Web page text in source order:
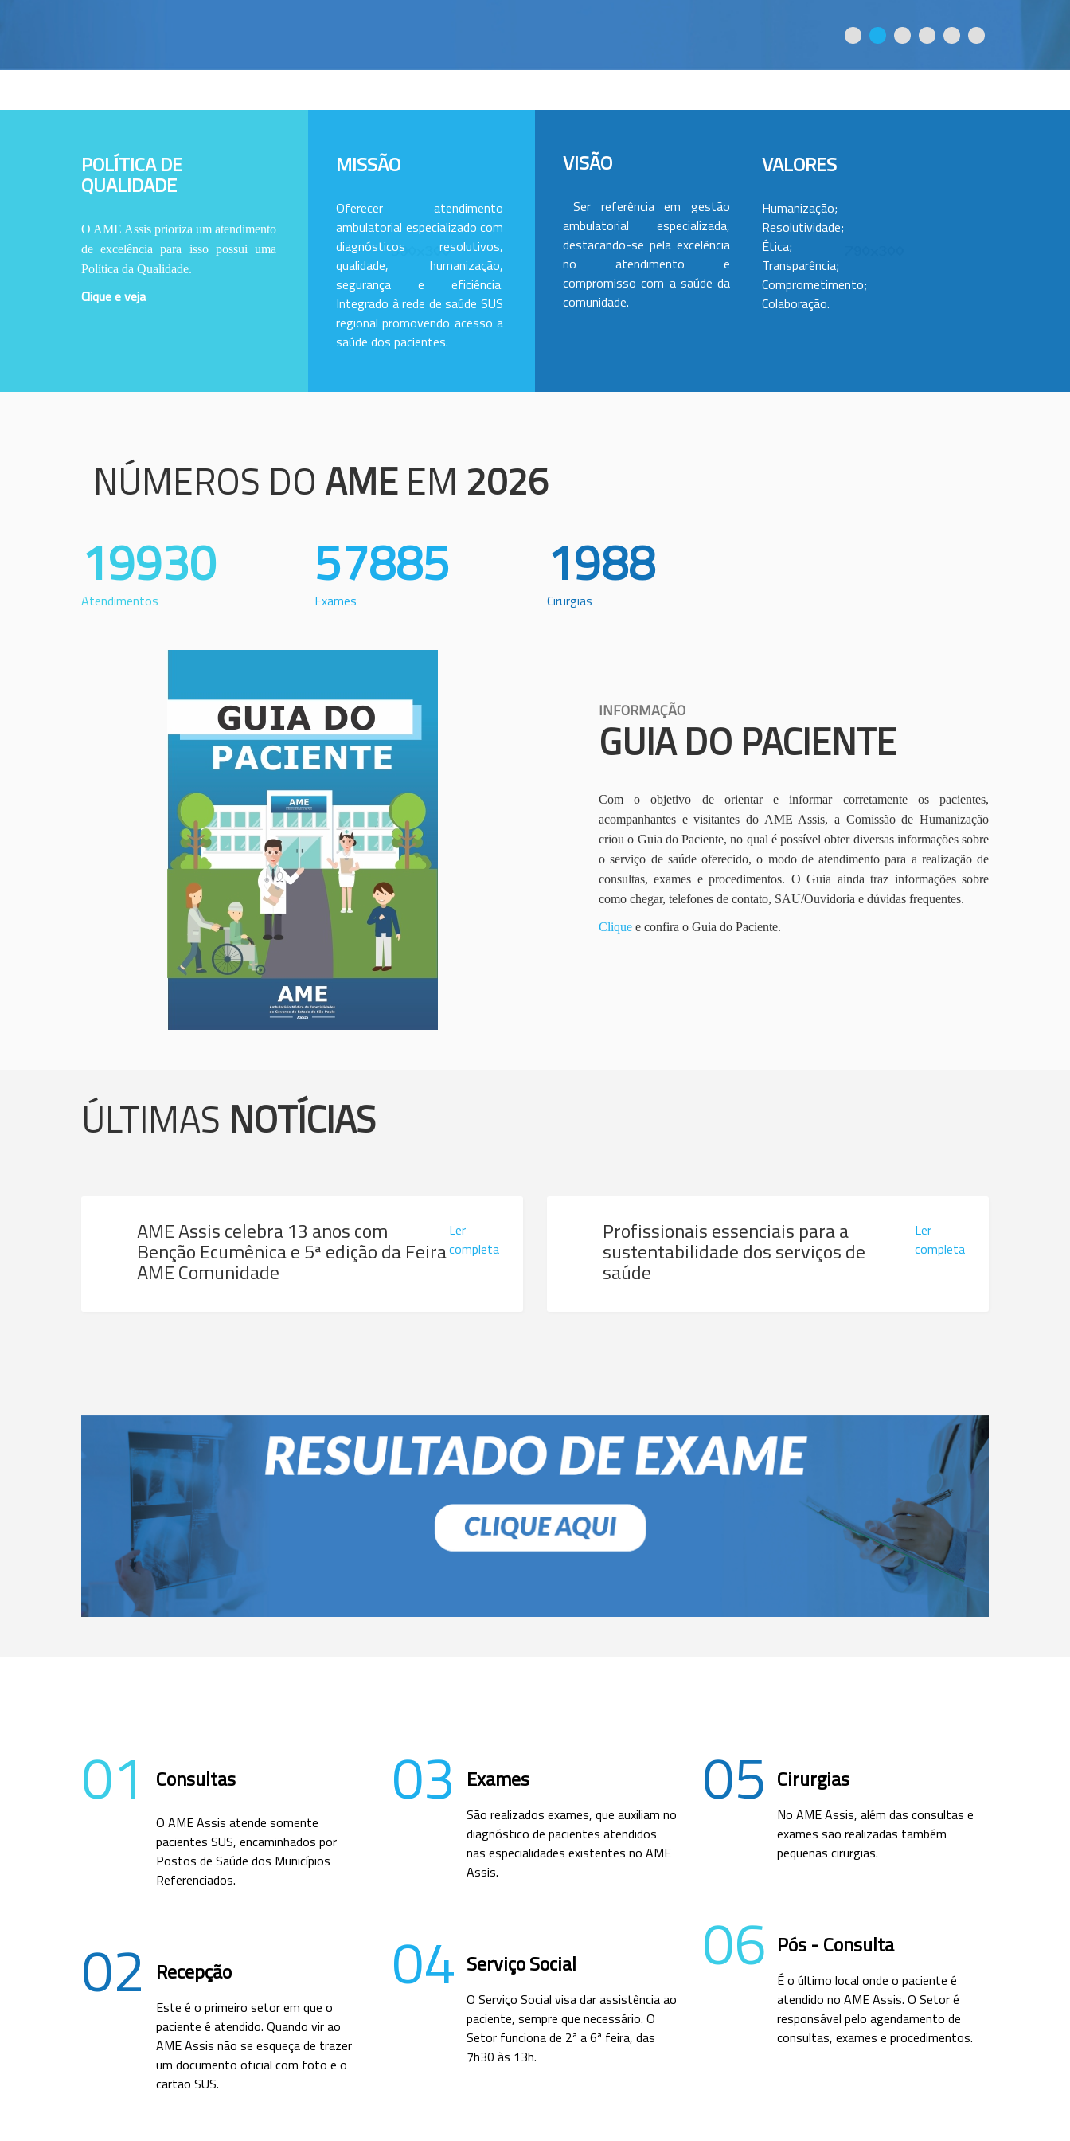
POLÍTICA DE
QUALIDADE
O AME Assis prioriza um atendimento
de excelência para isso possui uma
Política da Qualidade.
Clique e veja
MISSÃO
Oferecer atendimento
ambulatorial especializado com
diagnósticos resolutivos,
qualidade, humanização,
segurança e eficiência.
Integrado à rede de saúde SUS
regional promovendo acesso a
saúde dos pacientes.
VISÃO
Ser referência em gestão
ambulatorial especializada,
destacando-se pela excelência
no atendimento e
compromisso com a saúde da
comunidade.
VALORES
Humanização;
Resolutividade;
Ética;
Transparência;
Comprometimento;
Colaboração.
NÚMEROS DO AME EM 2026
19930
Atendimentos
57885
Exames
1988
Cirurgias
INFORMAÇÃO
GUIA DO PACIENTE
Com o objetivo de orientar e informar corretamente os pacientes,
acompanhantes e visitantes do AME Assis, a Comissão de Humanização
criou o Guia do Paciente, no qual é possível obter diversas informações sobre
o serviço de saúde oferecido, o modo de atendimento para a realização de
consultas, exames e procedimentos. O Guia ainda traz informações sobre
como chegar, telefones de contato, SAU/Ouvidoria e dúvidas frequentes.
Clique e confira o Guia do Paciente.
ÚLTIMAS NOTÍCIAS
AME Assis celebra 13 anos com
Benção Ecumênica e 5ª edição da Feira
AME Comunidade
Ler
completa
Profissionais essenciais para a
sustentabilidade dos serviços de
saúde
Ler
completa
01 Consultas
O AME Assis atende somente
pacientes SUS, encaminhados por
Postos de Saúde dos Municípios
Referenciados.
02 Recepção
Este é o primeiro setor em que o
paciente é atendido. Quando vir ao
AME Assis não se esqueça de trazer
um documento oficial com foto e o
cartão SUS.
03 Exames
São realizados exames, que auxiliam no
diagnóstico de pacientes atendidos
nas especialidades existentes no AME
Assis.
04 Serviço Social
O Serviço Social visa dar assistência ao
paciente, sempre que necessário. O
Setor funciona de 2ª a 6ª feira, das
7h30 às 13h.
05 Cirurgias
No AME Assis, além das consultas e
exames são realizadas também
pequenas cirurgias.
06 Pós - Consulta
É o último local onde o paciente é
atendido no AME Assis. O Setor é
responsável pelo agendamento de
consultas, exames e procedimentos.